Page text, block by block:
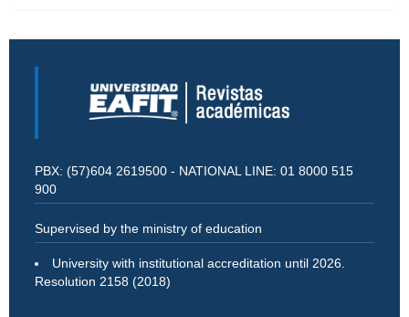
PBX: (57)604 2619500 - NATIONAL LINE: 01 8000 515
900
Supervised by the ministry of education
University with institutional accreditation until 2026.
Resolution 2158 (2018)